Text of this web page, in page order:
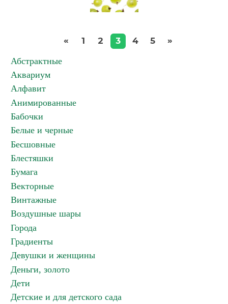
« 1 2 3 4 5 »
Абстрактные
Аквариум
Алфавит
Анимированные
Бабочки
Белые и черные
Бесшовные
Блестяшки
Бумага
Векторные
Винтажные
Воздушные шары
Города
Градиенты
Девушки и женщины
Деньги, золото
Дети
Детские и для детского сада